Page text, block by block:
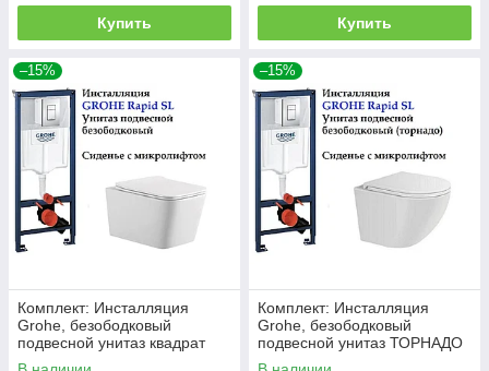
Купить Купить
–15%
Комплект: Инсталляция
Grohe, безободковый
подвесной унитаз квадрат
ТОРНАДО UF M205
–15%
Комплект: Инсталляция
Grohe, безободковый
подвесной унитаз ТОРНАДО
SS-88D